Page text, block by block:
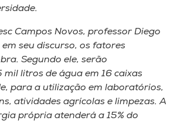
Campos Novos, professor Diego
seu discurso, os fatores
Segundo ele, serão
mil litros de água em 16 caixas
para a utilização em laboratórios,
atividades agrícolas e limpezas. A
própria atenderá a 15% do